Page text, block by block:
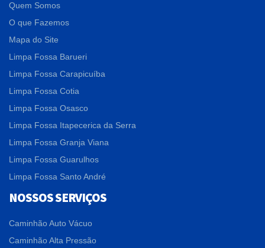
Quem Somos
O que Fazemos
Mapa do Site
Limpa Fossa Barueri
Limpa Fossa Carapicuíba
Limpa Fossa Cotia
Limpa Fossa Osasco
Limpa Fossa Itapecerica da Serra
Limpa Fossa Granja Viana
Limpa Fossa Guarulhos
Limpa Fossa Santo André
NOSSOS SERVIÇOS
Caminhão Auto Vácuo
Caminhão Alta Pressão